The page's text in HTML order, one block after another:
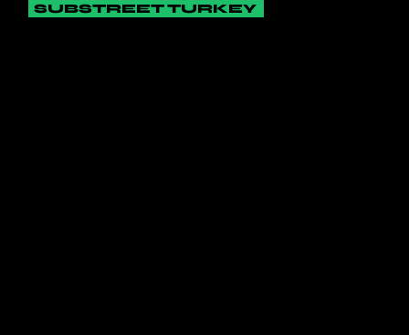
SUBSTREET TURKEY